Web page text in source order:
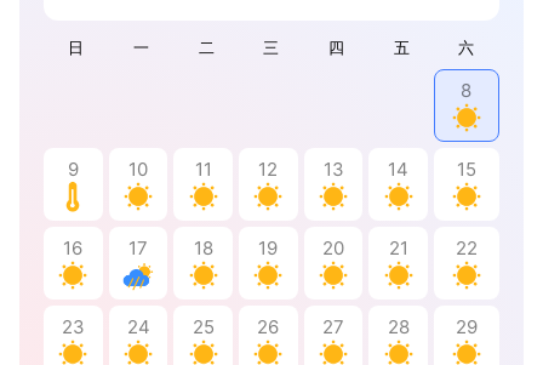
日 一 二 三 四 五 六
8
9 10 11 12 13 14 15
16 17 18 19 20 21 22
23 24 25 26 27 28 29